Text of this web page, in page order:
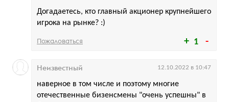
1
Догадаетесь, кто главный акционер крупнейшего
игрока на рынке? :)
Пожаловаться
наверное в том числе и поэтому многие
отечественные бизенсмены "очень успешны" в
Неизвестный 12.10.2022 в 10:47